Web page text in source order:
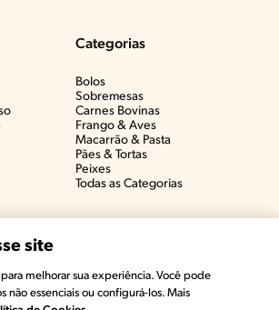
Categorias
Bolos
Sobremesas
Carnes Bovinas​
Frango & Aves​
Macarrão & Pasta​
Pães & Tortas​
Peixes
Todas as Categorias
site
melhorar sua experiência. Você pode
não essenciais ou configurá-los. Mais